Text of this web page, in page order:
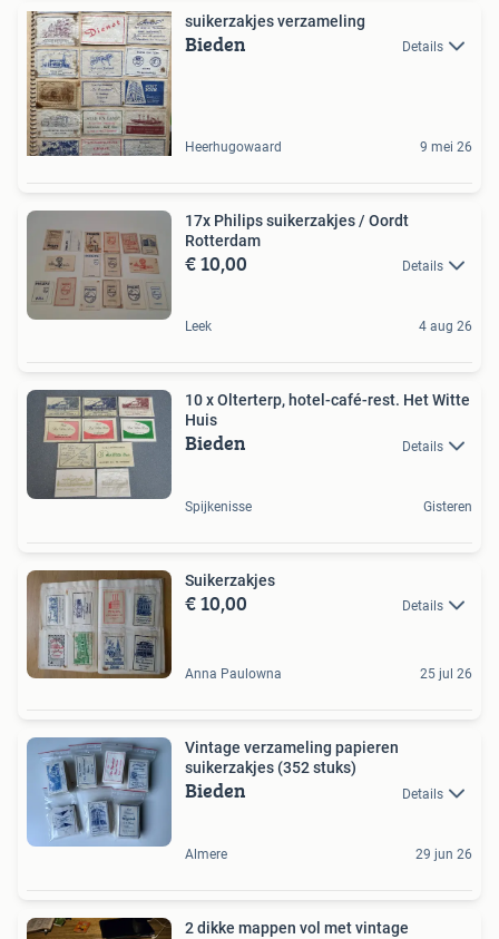
suikerzakjes verzameling
Bieden Details
Heerhugowaard 9 mei 26
17x Philips suikerzakjes / Oordt
Rotterdam
€ 10,00 Details
Leek 4 aug 26
10 x Olterterp, hotel-café-rest. Het Witte
Huis
Bieden Details
Spijkenisse Gisteren
Suikerzakjes
€ 10,00 Details
Anna Paulowna 25 jul 26
Vintage verzameling papieren
suikerzakjes (352 stuks)
Bieden Details
Almere 29 jun 26
2 dikke mappen vol met vintage